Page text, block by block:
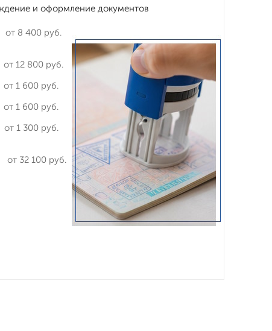
и оформление документов
от 8 400 руб.
от 12 800 руб.
от 1 600 руб.
от 1 600 руб.
от 1 300 руб.
от 32 100 руб.